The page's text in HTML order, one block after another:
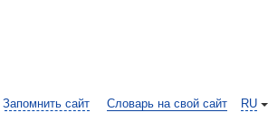
RU
Запомнить сайт Словарь на свой сайт